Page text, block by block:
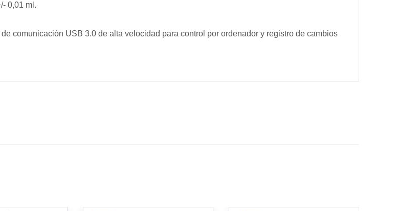
0,01 ml.
comunicación USB 3.0 de alta velocidad para control por ordenador y registro de cambios